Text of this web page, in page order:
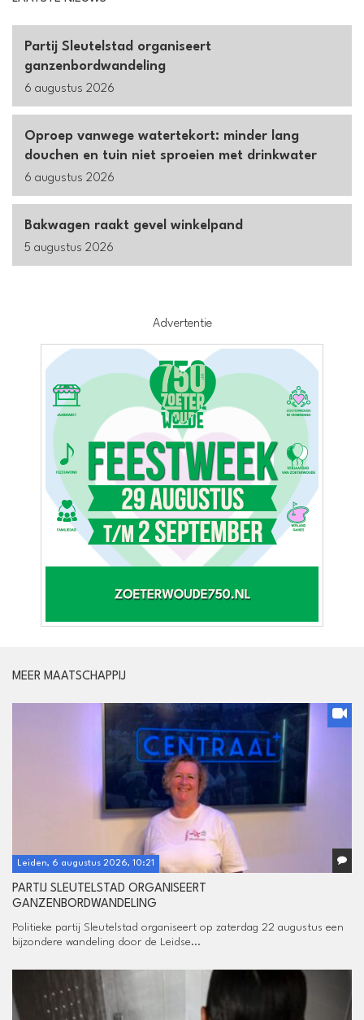
Partij Sleutelstad organiseert
ganzenbordwandeling
6 augustus 2026
Oproep vanwege watertekort: minder lang
douchen en tuin niet sproeien met drinkwater
6 augustus 2026
Bakwagen raakt gevel winkelpand
5 augustus 2026
Advertentie
MEER MAATSCHAPPIJ
Leiden, 6 augustus 2026, 10:21
PARTIJ SLEUTELSTAD ORGANISEERT
GANZENBORDWANDELING
Politieke partij Sleutelstad organiseert op zaterdag 22 augustus een
bijzondere wandeling door de Leidse...